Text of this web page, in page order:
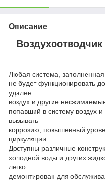
Описание
Любая система,
не будет функционировать
удален
воздух и другие
попавший в систему воздух и
вызывать
коррозию, повышенный
циркуляции.
Доступны различные
холодной воды и других
легко
демонтирован для